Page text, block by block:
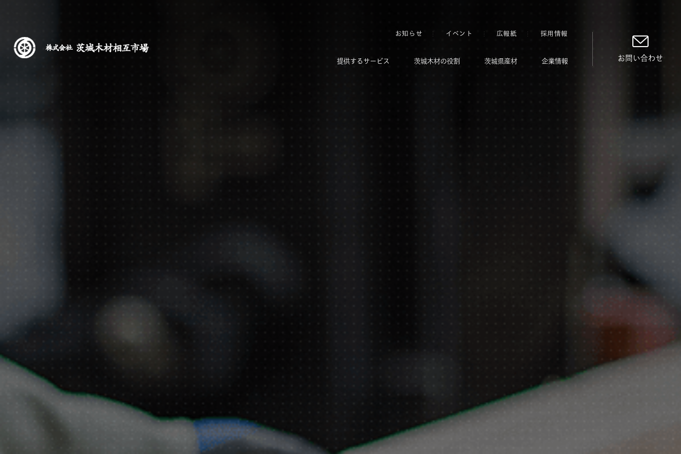
お知らせ イベント 広報紙 採用情報
提供するサービス 茨城木材の役割 茨城県産材 企業情報 お問い合わせ